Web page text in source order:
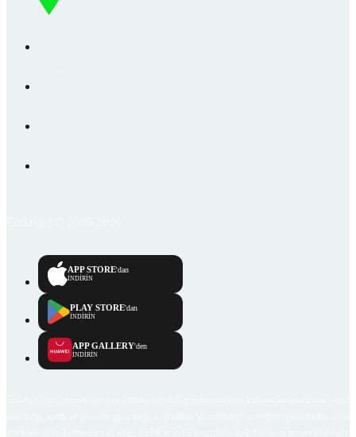
APP STORE'dan
İNDİRİN
PLAY STORE'dan
İNDİRİN
APP GALLERY'den
İNDİRİN